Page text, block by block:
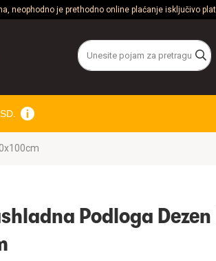
neophodno je prethodno online plaćanje isključivo
Podloga